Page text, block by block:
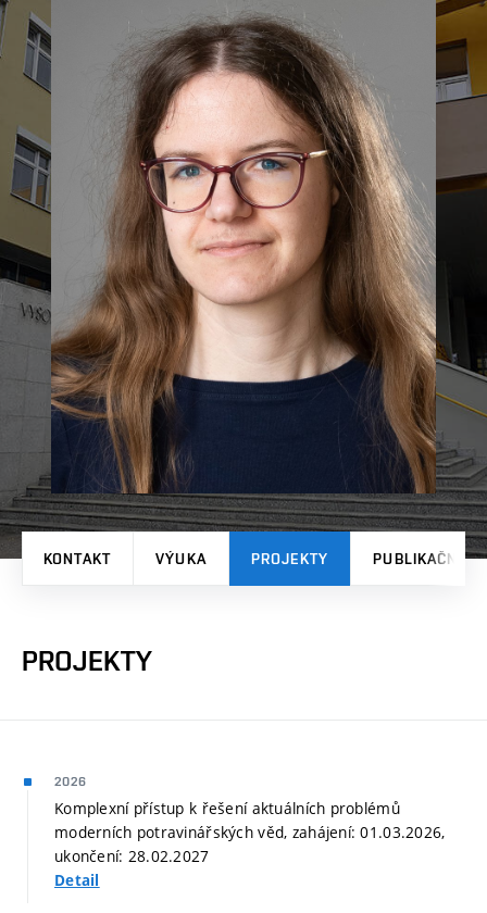
KONTAKT VÝUKA PROJEKTY PUBLIKAČNÍ
PROJEKTY
2026
Komplexní přístup k řešení aktuálních problémů
moderních potravinářských věd, zahájení: 01.03.2026,
ukončení: 28.02.2027
Detail